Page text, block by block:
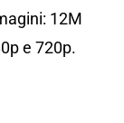
12M
e 720p.